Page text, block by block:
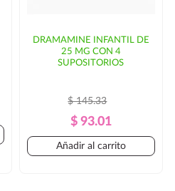
DRAMAMINE INFANTIL DE
25 MG CON 4
SUPOSITORIOS
Precio
Regular
$ 145.33
Precio
$ 93.01
Añadir al carrito